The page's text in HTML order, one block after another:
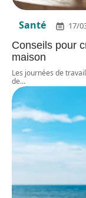
Santé 17/
Conseils pour
maison
Les journées de
de…